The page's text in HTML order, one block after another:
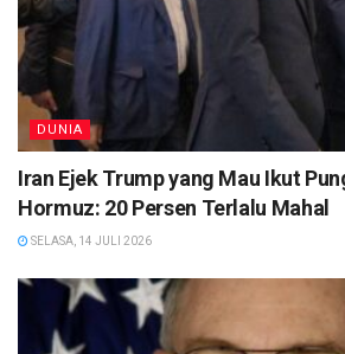
DUNIA
Iran Ejek Trump yang Mau Ikut
Hormuz: 20 Persen Terlalu Mahal
SELASA, 14 JULI 2026